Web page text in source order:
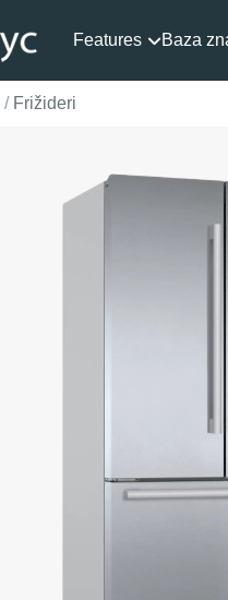
Features Baza
Frižideri